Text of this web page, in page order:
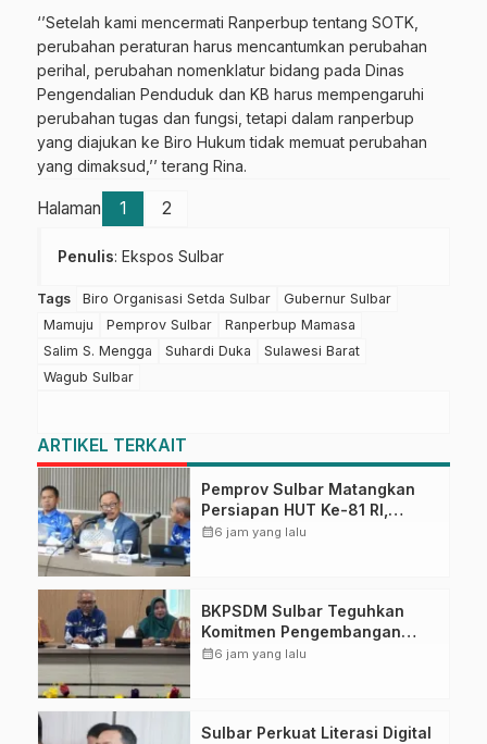
‘’Setelah kami mencermati Ranperbup tentang SOTK,
perubahan peraturan harus mencantumkan perubahan
perihal, perubahan nomenklatur bidang pada Dinas
Pengendalian Penduduk dan KB harus mempengaruhi
perubahan tugas dan fungsi, tetapi dalam ranperbup
yang diajukan ke Biro Hukum tidak memuat perubahan
yang dimaksud,’’ terang Rina.
Halaman 1 2
Penulis: Ekspos Sulbar
Tags Biro Organisasi Setda Sulbar
Gubernur Sulbar
Mamuju
Pemprov Sulbar
Ranperbup Mamasa
Salim S. Mengga
Suhardi Duka
Sulawesi Barat
Wagub Sulbar
ARTIKEL TERKAIT
Pemprov Sulbar Matangkan
Persiapan HUT Ke-81 RI,
Puncak Upacara di Lapangan
calendar_month6 jam yang lalu
BKPSDM Sulbar Teguhkan
Komitmen Pengembangan
Kompetensi ASN melalui
calendar_month6 jam yang lalu
Sulbar Perkuat Literasi Digital